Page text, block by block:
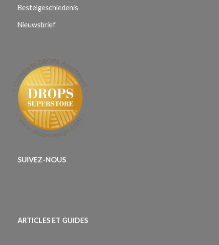
Bestelgeschiedenis
Nieuwsbrief
SUIVEZ-NOUS
ARTICLES ET GUIDES